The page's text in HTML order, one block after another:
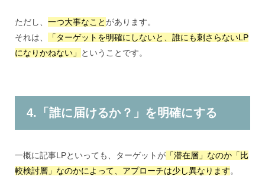
ただし、 一つ大事なことがあります。
それは、
「ターゲットを明確にしないと、誰にも刺さらないLP
になりかねない」
ということです。
4.「誰に届けるか？」を明確にする
一概に記事LPといっても、ターゲットが 「潜在層」なのか「比
較検討層」なのかによって、アプローチは少し異なります。